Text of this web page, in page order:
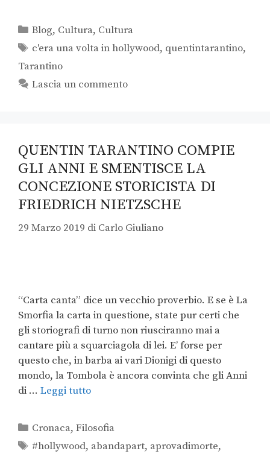
Blog, Cultura, Cultura
c'era una volta in hollywood, quentintarantino,
Tarantino
Lascia un commento
QUENTIN TARANTINO COMPIE
GLI ANNI E SMENTISCE LA
CONCEZIONE STORICISTA DI
FRIEDRICH NIETZSCHE
29 Marzo 2019 di Carlo Giuliano
“Carta canta” dice un vecchio proverbio. E se è La
Smorfia la carta in questione, state pur certi che
gli storiografi di turno non riusciranno mai a
cantare più a squarciagola di lei. E’ forse per
questo che, in barba ai vari Dionigi di questo
mondo, la Tombola è ancora convinta che gli Anni
di … Leggi tutto
Cronaca,Filosofia
#hollywood, abandapart, aprovadimorte,